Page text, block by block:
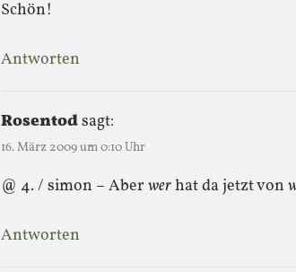
Schön!
Antworten
Rosentodsagt:
16. März 2009 um 0:10 Uhr
@ 4. / simon – Aber werhat da jetzt von
Antworten